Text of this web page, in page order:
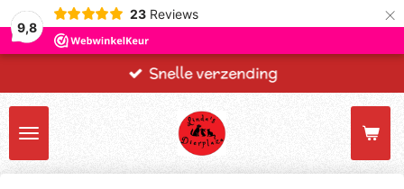
9,8
23 Reviews ×
Snelle verzending